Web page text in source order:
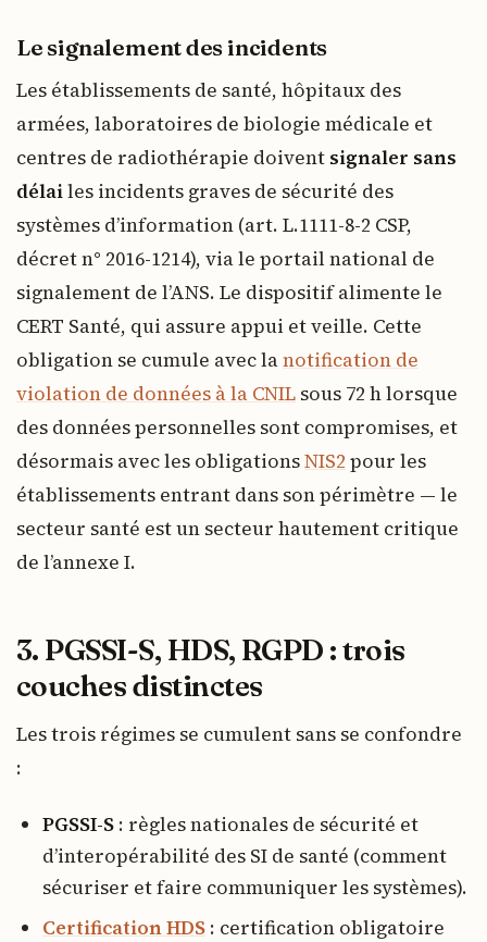
Le signalement des incidents
Les établissements de santé, hôpitaux des
armées, laboratoires de biologie médicale et
centres de radiothérapie doivent signaler sans
délailes incidents graves de sécurité des
systèmes d’information (art. L.1111-8-2 CSP,
décret n° 2016-1214), via le portail national de
signalement de l’ANS. Le dispositif alimente le
CERT Santé, qui assure appui et veille. Cette
obligation se cumule avec lanotification de
violation de données à la CNIL sous 72 h lorsque
des données personnelles sont compromises, et
désormais avec les obligationsNIS2 pour les
établissements entrant dans son périmètre — le
secteur santé est un secteur hautement critique
de l’annexe I.
3. PGSSI-S, HDS, RGPD : trois
couches distinctes
Les trois régimes se cumulent sans se confondre
:
PGSSI-S : règles nationales de sécurité et
d’interopérabilité des SI de santé (comment
sécuriser et faire communiquer les systèmes).
Certification HDS : certification obligatoire